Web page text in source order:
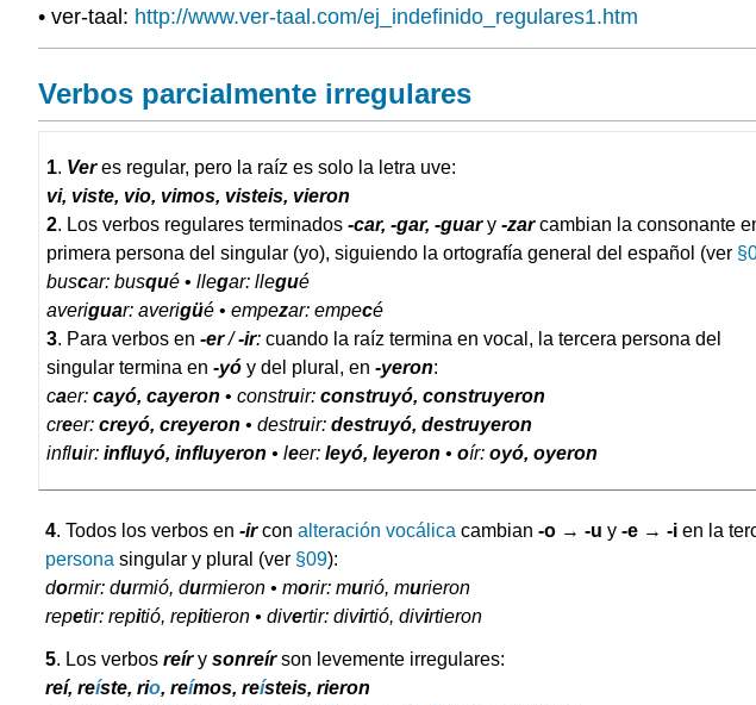
• ver-taal: http://www.ver-taal.com/ej_indefinido_regulares1.htm
Verbos parcialmente irregulares
1. Veres regular, pero la raíz es solo la letra uve:
vi, viste, vio, vimos, visteis, vieron
2. Los verbos regulares terminados-car, -gar, -guary-zarcambian la consonante
primera persona del singular (yo), siguiendo la ortografía general del español (ver
buscar: busqué• llegar: llegué
averiguar: averigüé• empezar: empecé
3. Para verbos en-er/ -ir: cuando la raíz termina en vocal, la tercera persona del
singular termina en-yó y del plural, en-yeron:
caer:cayó, cayeron•construir:construyó, construyeron
creer:creyó, creyeron• destruir:destruyó, destruyeron
influir:influyó, influyeron•leer:leyó, leyeron• oír:oyó, oyeron
4. Todos los verbos en-irconalteración vocálica cambian-o →-u y-e →-ien la
persona singular y plural (ver §09):
dormir: durmió, durmieron • morir: murió, murieron
repetir: repitió, repitieron • divertir: divirtió, divirtieron
5. Los verbosreírysonreírson levemente irregulares:
reí, reíste, rio, reímos, reísteis, rieron